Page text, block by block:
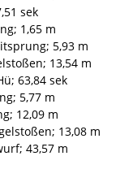
sek
1,65 m
5,93 m
13,54 m
63,84 sek
5,77 m
12,09 m
13,08 m
43,57 m